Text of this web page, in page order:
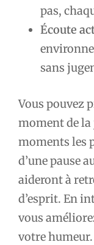
pas,
Écoute
sans
Vous pouvez
moment de la
moments les
d’une pause
aideront à
d’esprit. En
vous
votre humeur.